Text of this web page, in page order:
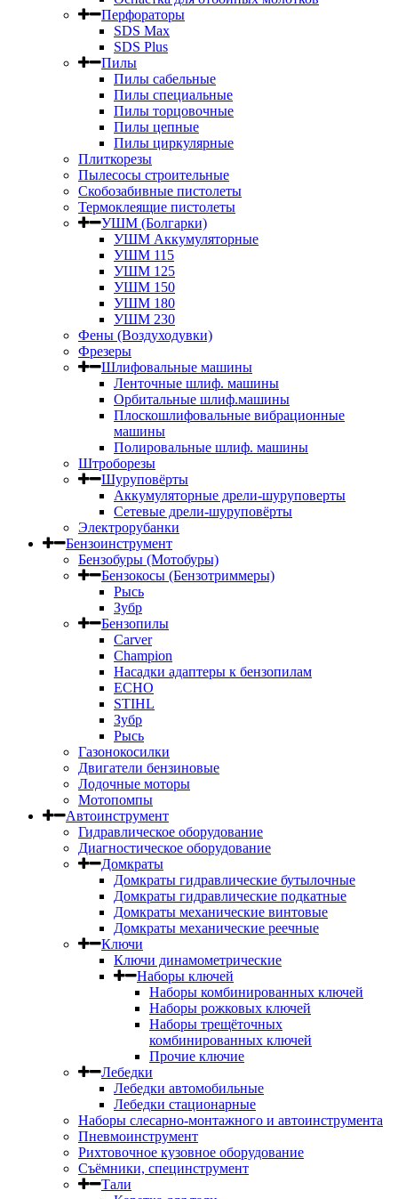
Перфораторы
SDS Max
SDS Plus
Пилы
Пилы сабельные
Пилы специальные
Пилы торцовочные
Пилы цепные
Пилы циркулярные
Плиткорезы
Пылесосы строительные
Скобозабивные пистолеты
Термоклеящие пистолеты
УШМ (Болгарки)
УШМ Аккумуляторные
УШМ 115
УШМ 125
УШМ 150
УШМ 180
УШМ 230
Фены (Воздуходувки)
Фрезеры
Шлифовальные машины
Ленточные шлиф. машины
Орбитальные шлиф.машины
Плоскошлифовальные вибрационные
машины
Полировальные шлиф. машины
Штроборезы
Шуруповёрты
Аккумуляторные дрели-шуруповерты
Сетевые дрели-шуруповёрты
Электрорубанки
Бензоинструмент
Бензобуры (Мотобуры)
Бензокосы (Бензотриммеры)
Рысь
Зубр
Бензопилы
Carver
Champion
Насадки адаптеры к бензопилам
ECHO
STIHL
Зубр
Рысь
Газонокосилки
Двигатели бензиновые
Лодочные моторы
Мотопомпы
Автоинструмент
Гидравлическое оборудование
Диагностическое оборудование
Домкраты
Домкраты гидравлические бутылочные
Домкраты гидравлические подкатные
Домкраты механические винтовые
Домкраты механические реечные
Ключи
Ключи динамометрические
Наборы ключей
Наборы комбинированных ключей
Наборы рожковых ключей
Наборы трещёточных
комбинированных ключей
Прочие ключие
Лебедки
Лебедки автомобильные
Лебедки стационарные
Наборы слесарно-монтажного и автоинструмента
Пневмоинструмент
Рихтовочное кузовное оборудование
Съёмники, специнструмент
Тали